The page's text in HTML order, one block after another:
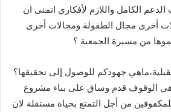
الكامل واللازم لأفكاري اتمنى ان
أخرى مجال الطفولة ومجالات أخرى
من مسيرة الجمعية ؟
جهودكم للوصول إلى تحقيقها؟
الوقوف قدم وساق على بناء مشروع
من أجل التمتع بحياة مستقلة لان